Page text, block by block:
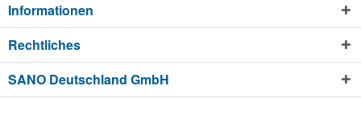
Informationen
Rechtliches
SANO Deutschland GmbH